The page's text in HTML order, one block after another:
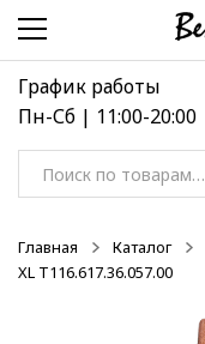
Перейти
навигации
Перейти
содержимому
График работы
Пн-Сб | 11:00-20:00
Искать:
Главная Каталог
XL T116.617.36.057.00